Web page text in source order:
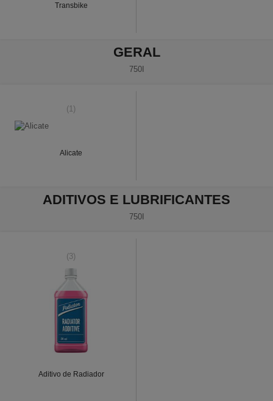
Transbike
GERAL
750I
(1)
Alicate
ADITIVOS E LUBRIFICANTES
750I
(3)
Aditivo de Radiador